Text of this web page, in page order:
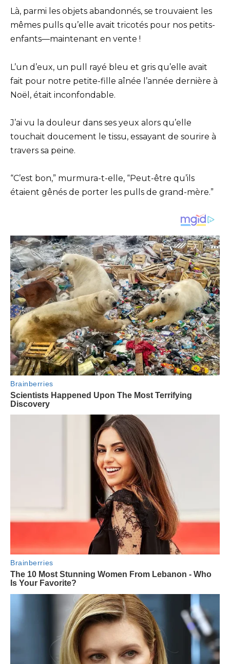
Là, parmi les objets abandonnés, se trouvaient les
mêmes pulls qu’elle avait tricotés pour nos petits-
enfants—maintenant en vente !
L’un d’eux, un pull rayé bleu et gris qu’elle avait
fait pour notre petite-fille aînée l’année dernière à
Noël, était inconfondable.
J’ai vu la douleur dans ses yeux alors qu’elle
touchait doucement le tissu, essayant de sourire à
travers sa peine.
“C’est bon,” murmura-t-elle, “Peut-être qu’ils
étaient gênés de porter les pulls de grand-mère.”